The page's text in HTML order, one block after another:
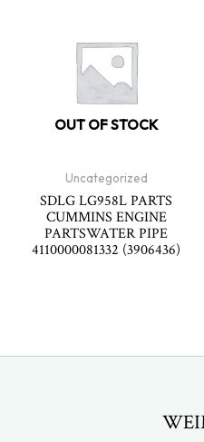
OUT OF STOCK
Uncategorized
SDLG LG958L PARTS
CUMMINS ENGINE
PARTSWATER PIPE
4110000081332 (3906436)